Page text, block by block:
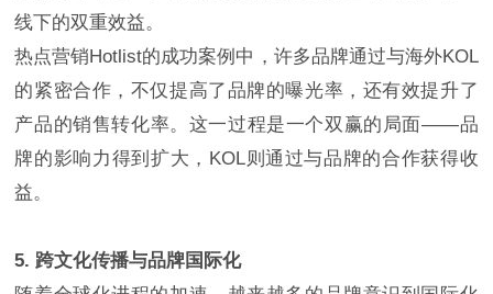
线下的双重效益。
热点营销Hotlist的成功案例中，许多品牌通过与海外KOL
的紧密合作，不仅提高了品牌的曝光率，还有效提升了
产品的销售转化率。这一过程是一个双赢的局面——品
牌的影响力得到扩大，KOL则通过与品牌的合作获得收
益。
5. 跨文化传播与品牌国际化